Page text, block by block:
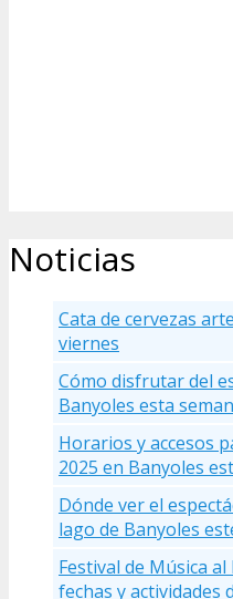
Noticias
Cata de cervezas
viernes
Cómo disfrutar del
Banyoles esta
Horarios y accesos
2025 en Banyoles
Dónde ver el
lago de Banyoles
Festival de Música
fechas y actividades